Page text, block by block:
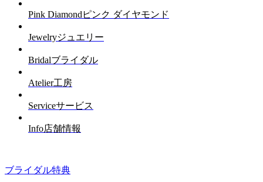
Pink Diamond ピンク ダイヤモンド
Jewelryジュエリー
Bridalブライダル
Atelier工房
Serviceサービス
Info店舗情報
ブライダル特典